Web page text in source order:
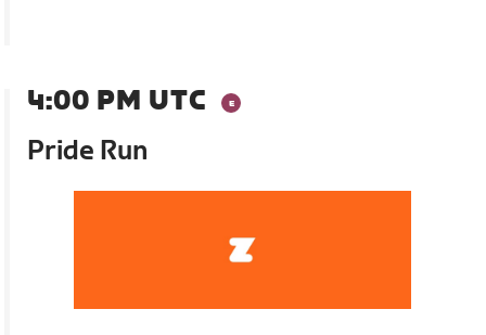
4:00 PM UTC
Pride Run